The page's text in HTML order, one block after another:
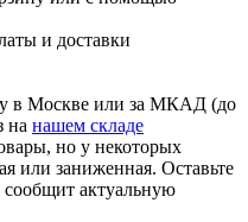
и доставки
в Москве или за МКАД (до
на нашем складе
но у некоторых
или заниженная. Оставьте
сообщит актуальную